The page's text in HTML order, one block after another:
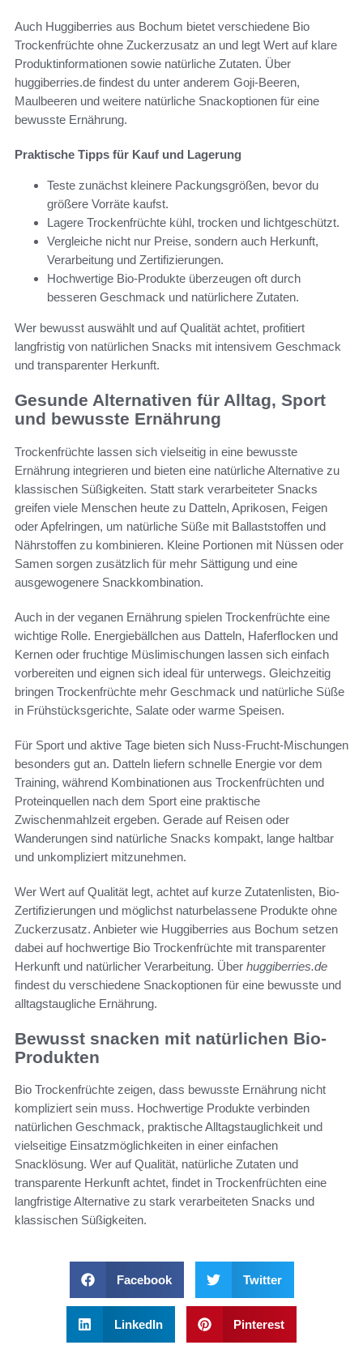
Auch Huggiberries aus Bochum bietet verschiedene Bio
Trockenfrüchte ohne Zuckerzusatz an und legt Wert auf klare
Produktinformationen sowie natürliche Zutaten. Über
huggiberries.de findest du unter anderem Goji-Beeren,
Maulbeeren und weitere natürliche Snackoptionen für eine
bewusste Ernährung.
Praktische Tipps für Kauf und Lagerung
Teste zunächst kleinere Packungsgrößen, bevor du
größere Vorräte kaufst.
Lagere Trockenfrüchte kühl, trocken und lichtgeschützt.
Vergleiche nicht nur Preise, sondern auch Herkunft,
Verarbeitung und Zertifizierungen.
Hochwertige Bio-Produkte überzeugen oft durch
besseren Geschmack und natürlichere Zutaten.
Wer bewusst auswählt und auf Qualität achtet, profitiert
langfristig von natürlichen Snacks mit intensivem Geschmack
und transparenter Herkunft.
Gesunde Alternativen für Alltag, Sport
und bewusste Ernährung
Trockenfrüchte lassen sich vielseitig in eine bewusste
Ernährung integrieren und bieten eine natürliche Alternative zu
klassischen Süßigkeiten. Statt stark verarbeiteter Snacks
greifen viele Menschen heute zu Datteln, Aprikosen, Feigen
oder Apfelringen, um natürliche Süße mit Ballaststoffen und
Nährstoffen zu kombinieren. Kleine Portionen mit Nüssen oder
Samen sorgen zusätzlich für mehr Sättigung und eine
ausgewogenere Snackkombination.
Auch in der veganen Ernährung spielen Trockenfrüchte eine
wichtige Rolle. Energiebällchen aus Datteln, Haferflocken und
Kernen oder fruchtige Müslimischungen lassen sich einfach
vorbereiten und eignen sich ideal für unterwegs. Gleichzeitig
bringen Trockenfrüchte mehr Geschmack und natürliche Süße
in Frühstücksgerichte, Salate oder warme Speisen.
Für Sport und aktive Tage bieten sich Nuss-Frucht-Mischungen
besonders gut an. Datteln liefern schnelle Energie vor dem
Training, während Kombinationen aus Trockenfrüchten und
Proteinquellen nach dem Sport eine praktische
Zwischenmahlzeit ergeben. Gerade auf Reisen oder
Wanderungen sind natürliche Snacks kompakt, lange haltbar
und unkompliziert mitzunehmen.
Wer Wert auf Qualität legt, achtet auf kurze Zutatenlisten, Bio-
Zertifizierungen und möglichst naturbelassene Produkte ohne
Zuckerzusatz. Anbieter wie Huggiberries aus Bochum setzen
dabei auf hochwertige Bio Trockenfrüchte mit transparenter
Herkunft und natürlicher Verarbeitung. Über huggiberries.de
findest du verschiedene Snackoptionen für eine bewusste und
alltagstaugliche Ernährung.
Bewusst snacken mit natürlichen Bio-
Produkten
Bio Trockenfrüchte zeigen, dass bewusste Ernährung nicht
kompliziert sein muss. Hochwertige Produkte verbinden
natürlichen Geschmack, praktische Alltagstauglichkeit und
vielseitige Einsatzmöglichkeiten in einer einfachen
Snacklösung. Wer auf Qualität, natürliche Zutaten und
transparente Herkunft achtet, findet in Trockenfrüchten eine
langfristige Alternative zu stark verarbeiteten Snacks und
klassischen Süßigkeiten.
Facebook Twitter
LinkedIn Pinterest